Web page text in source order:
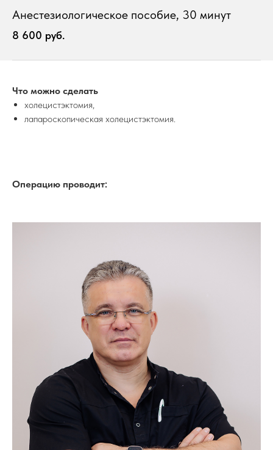
Анестезиологическое пособие, 30 минут
8 600 руб.
Что можно сделать
холецистэктомия,
лапароскопическая холецистэктомия.
Операцию проводит: